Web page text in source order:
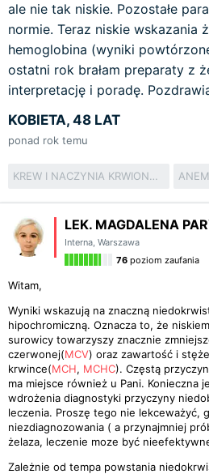
ale nie tak niskie. Pozostałe
normie. Teraz niskie wskazania
hemoglobina (wyniki
ostatni rok brałam preparaty z
interpretację i poradę.
KOBIETA, 48 LAT
ponad rok temu
KREW I NACZYNIA KRWIONOŚNE
LEK. MAGDALENA
Interna, Warszawa
76 poziom zaufania
Witam,
Wyniki wskazują na znaczną
hipochromiczną. Oznacza to, że
surowicy towarzyszy znacznie
czerwonej(MCV) oraz zawartość i
krwince(MCH, MCHC). Częstą
ma miejsce również u Pani. Konieczna
wdrożenia diagnostyki przyczyny
leczenia. Proszę tego nie lekceważyć,
niezdiagnozowania ( a przynajmniej
żelaza, leczenie moze być
Zależnie od tempa powstania